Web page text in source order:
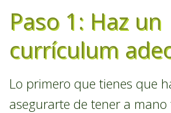
Paso 1: Haz un
currículum
Lo primero que tienes que
asegurarte de tener a